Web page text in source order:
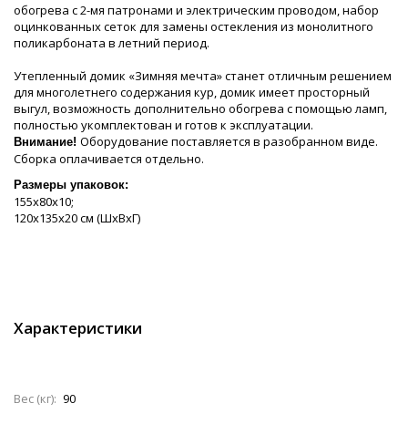
обогрева с 2-мя патронами и электрическим проводом, набор
оцинкованных сеток для замены остекления из монолитного
поликарбоната в летний период.
Утепленный домик «Зимняя мечта» станет отличным решением
для многолетнего содержания кур, домик имеет просторный
выгул, возможность дополнительно обогрева с помощью ламп,
полностью укомплектован и готов к эксплуатации.
Внимание! Оборудование поставляется в разобранном виде.
Сборка оплачивается отдельно.
Размеры упаковок:
155х80х10;
120х135х20 см (ШхВхГ)
Характеристики
Вес (кг): 90